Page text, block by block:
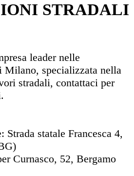
STRADALI
leader nelle
Milano, specializzata nella
stradali, contattaci per
Strada statale Francesca 4,
Curnasco, 52, Bergamo